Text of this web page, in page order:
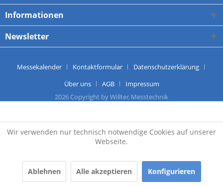
Informationen
Newsletter
Messekalender Kontaktformular
Datenschutzerklärung
Über uns
AGB
Impressum
2026 Copyright by Willtec Messtechnik
Wir verwenden nur technisch notwendige Cookies auf unserer
Webseite.
Ablehnen Alle akzeptieren Konfigurieren